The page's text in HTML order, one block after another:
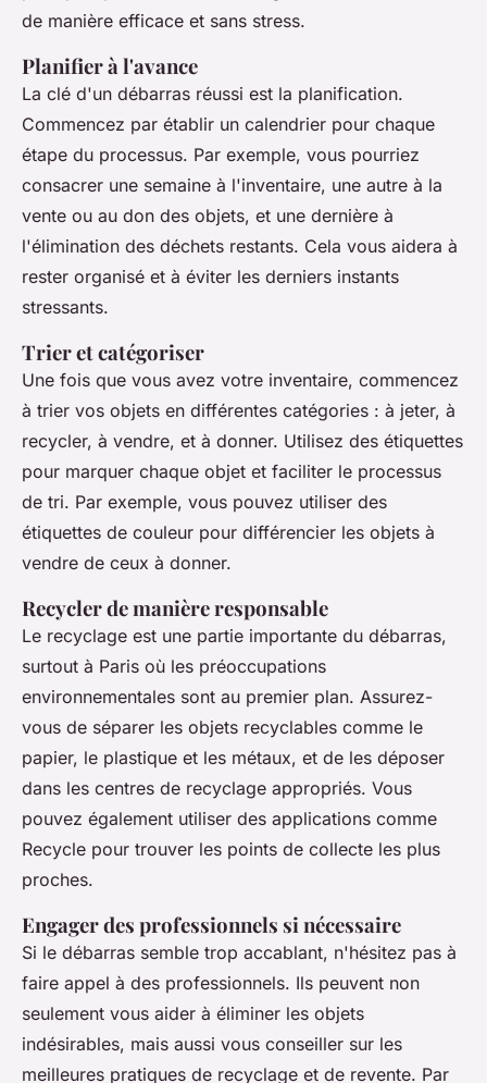
de manière efficace et sans stress.
Planifier à l'avance
La clé d'un débarras réussi est la planification.
Commencez par établir un calendrier pour chaque
étape du processus. Par exemple, vous pourriez
consacrer une semaine à l'inventaire, une autre à la
vente ou au don des objets, et une dernière à
l'élimination des déchets restants. Cela vous aidera à
rester organisé et à éviter les derniers instants
stressants.
Trier et catégoriser
Une fois que vous avez votre inventaire, commencez
à trier vos objets en différentes catégories : à jeter, à
recycler, à vendre, et à donner. Utilisez des étiquettes
pour marquer chaque objet et faciliter le processus
de tri. Par exemple, vous pouvez utiliser des
étiquettes de couleur pour différencier les objets à
vendre de ceux à donner.
Recycler de manière responsable
Le recyclage est une partie importante du débarras,
surtout à Paris où les préoccupations
environnementales sont au premier plan. Assurez-
vous de séparer les objets recyclables comme le
papier, le plastique et les métaux, et de les déposer
dans les centres de recyclage appropriés. Vous
pouvez également utiliser des applications comme
Recycle pour trouver les points de collecte les plus
proches.
Engager des professionnels si nécessaire
Si le débarras semble trop accablant, n'hésitez pas à
faire appel à des professionnels. Ils peuvent non
seulement vous aider à éliminer les objets
indésirables, mais aussi vous conseiller sur les
meilleures pratiques de recyclage et de revente. Par